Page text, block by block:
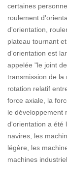
certaines
roulement
d'orientation,
plateau tournant
d'orientation est
appelée "le joint
transmission de la
rotation relatif
force axiale, la
le développement
d'orientation a été
navires, les
légère, les
machines